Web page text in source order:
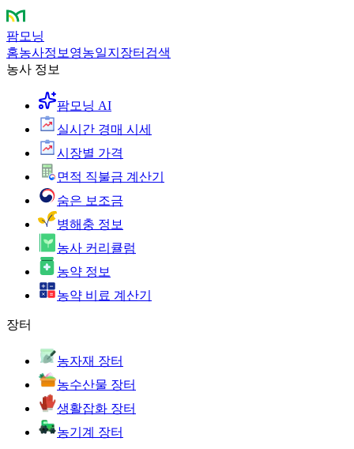
팜모닝
홈농사정보 영농일지 장터 검색
농사 정보
팜모닝 AI
실시간 경매 시세
시장별 가격
면적 직불금 계산기
숨은 보조금
병해충 정보
농사 커리큘럼
농약 정보
농약 비료 계산기
장터
농자재 장터
농수산물 장터
생활잡화 장터
농기계 장터